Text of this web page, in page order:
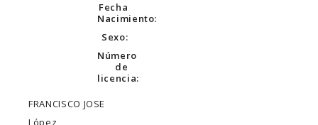
Fecha
Nacimiento:
Sexo:
Número
de
licencia:
FRANCISCO JOSE
López